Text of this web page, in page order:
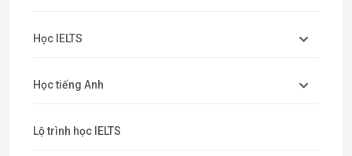
Học IELTS
Học tiếng Anh
Lộ trình học IELTS